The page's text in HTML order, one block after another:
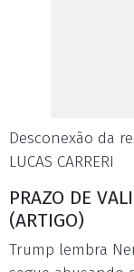
Desconexão da
LUCAS CARRERI
PRAZO DE
(ARTIGO)
Trump lembra